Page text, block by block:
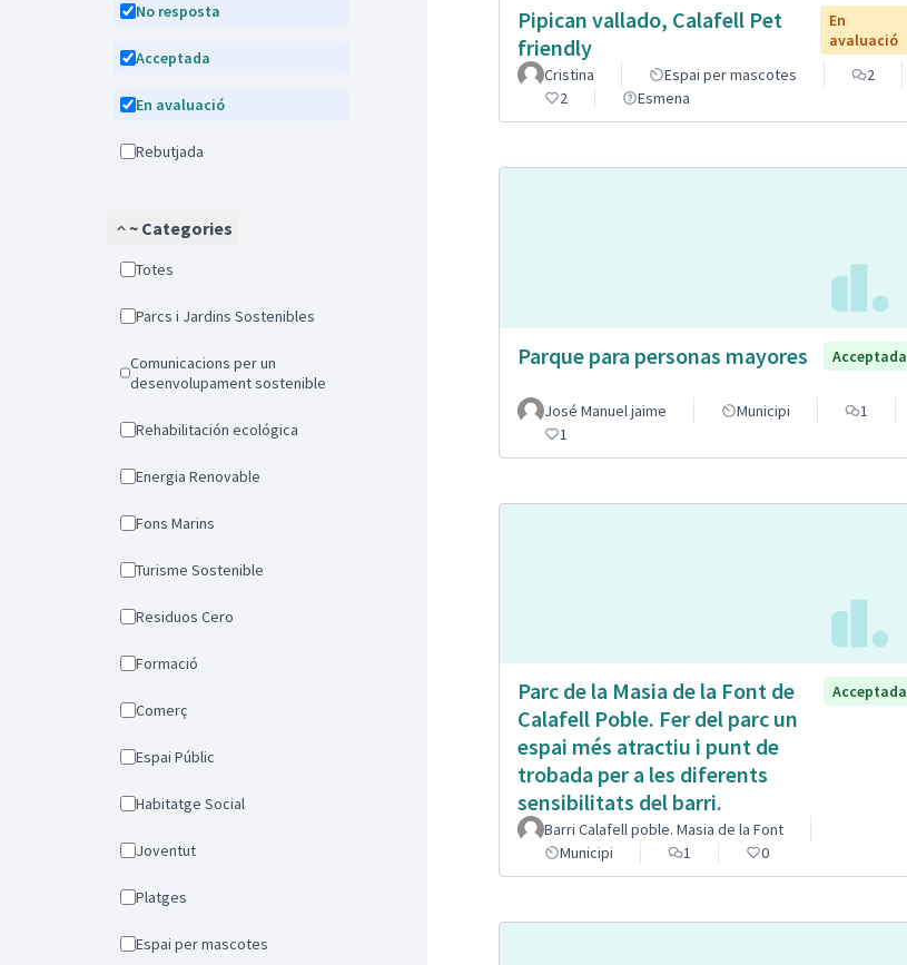
No resposta
Acceptada
En avaluació
Rebutjada
~ Categories
Totes
Parcs i Jardins Sostenibles
Comunicacions per un
desenvolupament sostenible
Rehabilitación ecológica
Energia Renovable
Fons Marins
Turisme Sostenible
Residuos Cero
Formació
Comerç
Espai Públic
Habitatge Social
Joventut
Platges
Espai per mascotes
Pipican vallado, Calafell Pet
friendly
En
avaluació
Cristina
Espai per mascotes
2
2
Esmena
Parque para personas mayores Acceptada
José Manuel jaime Municipi
1
1
Parc de la Masia de la Font de
Calafell Poble. Fer del parc un
espai més atractiu i punt de
trobada per a les diferents
sensibilitats del barri.
Acceptada
Barri Calafell poble. Masia de la Font
Municipi
1 0